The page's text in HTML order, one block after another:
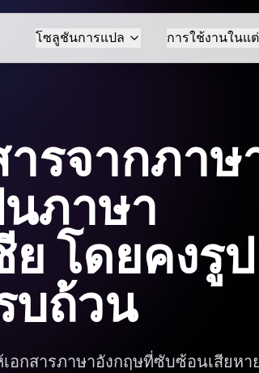
โซลูชันการแปล การใช้งานในแ
รจากภาษ
ภาษา
โดยคงรูป
บถ้วน
อกสารภาษาอังกฤษที่ซับซ้อนเสียหา